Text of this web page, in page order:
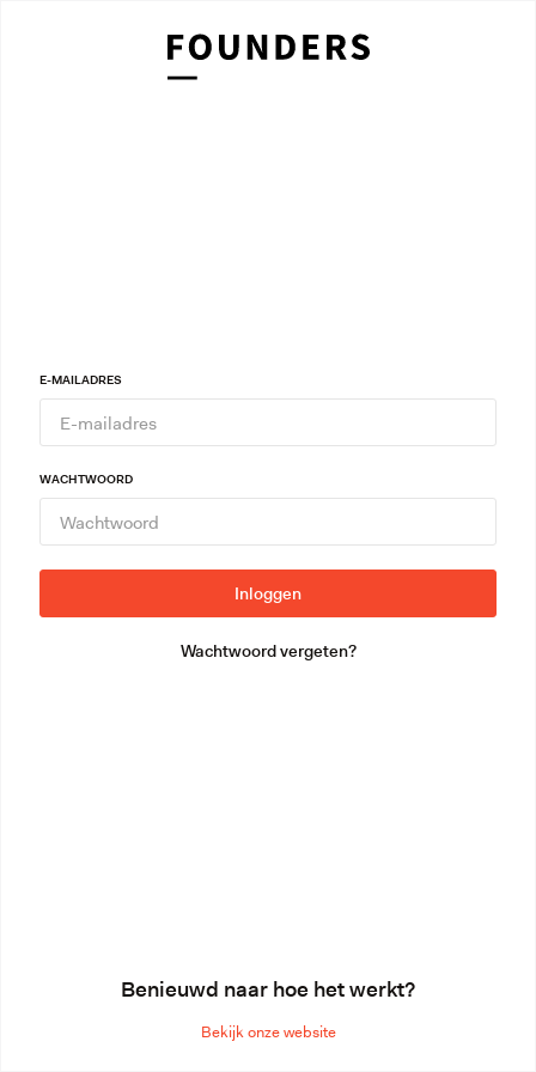
E-MAILADRES
WACHTWOORD
Wachtwoord vergeten?
Benieuwd naar hoe het werkt?
Bekijk onze website